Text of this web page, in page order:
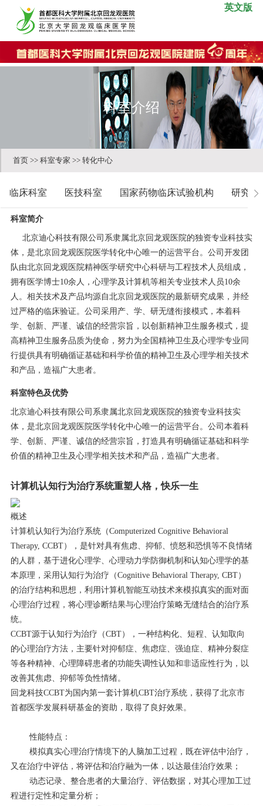
英文版
科室介绍
临床科室 医技科室 国家药物临床试验机构 研究中
首页 >> 科室专家 >> 转化中心
科室简介
北京迪心科技有限公司系隶属北京回龙观医院的独资专业科技实
体，是北京回龙观医院医学转化中心唯一的运营平台。公司开发团
队由北京回龙观医院精神医学研究中心科研与工程技术人员组成，
拥有医学博士10余人，心理学及计算机等相关专业技术人员10余
人。相关技术及产品均源自北京回龙观医院的最新研究成果，并经
过严格的临床验证。公司采用产、学、研无缝衔接模式，本着科
学、创新、严谨、诚信的经营宗旨，以创新精神卫生服务模式，提
高精神卫生服务品质为使命，努力为全国精神卫生及心理学专业同
行提供具有明确循证基础和科学价值的精神卫生及心理学相关技术
和产品，造福广大患者。
科室特色及优势
北京迪心科技有限公司系隶属北京回龙观医院的独资专业科技实
体，是北京回龙观医院医学转化中心唯一的运营平台。公司本着科
学、创新、严谨、诚信的经营宗旨，打造具有明确循证基础和科学
价值的精神卫生及心理学相关技术和产品，造福广大患者。
计算机认知行为治疗系统重塑人格，快乐一生
概述
计算机认知行为治疗系统（Computerized Cognitive Behavioral
Therapy, CCBT），是针对具有焦虑、抑郁、愤怒和恐惧等不良情绪
的人群，基于进化心理学、心理动力学防御机制和认知心理学的基
本原理，采用认知行为治疗（Cognitive Behavioral Therapy, CBT）
的治疗结构和思想，利用计算机智能互动技术来模拟真实的面对面
心理治疗过程，将心理诊断结果与心理治疗策略无缝结合的治疗系
统。
CCBT源于认知行为治疗（CBT），一种结构化、短程、认知取向
的心理治疗方法，主要针对抑郁症、焦虑症、强迫症、精神分裂症
等各种精神、心理障碍患者的功能失调性认知和非适应性行为，以
改善其焦虑、抑郁等负性情绪。
回龙科技CCBT为国内第一套计算机CBT治疗系统，获得了北京市
首都医学发展科研基金的资助，取得了良好效果。
性能特点：
模拟真实心理治疗情境下的人脑加工过程，既在评估中治疗，
又在治疗中评估，将评估和治疗融为一体，以达最佳治疗效果；
动态记录、整合患者的大量治疗、评估数据，对其心理加工过
程进行定性和定量分析；